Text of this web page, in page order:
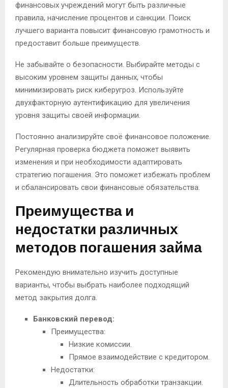
финансовых учреждений могут быть различные
правила, начисление процентов и санкции. Поиск
лучшего варианта повысит финансовую грамотность и
предоставит больше преимуществ.
Не забывайте о безопасности. Выбирайте методы с
высоким уровнем защиты данных, чтобы
минимизировать риск киберугроз. Используйте
двухфакторную аутентификацию для увеличения
уровня защиты своей информации.
Постоянно анализируйте своё финансовое положение.
Регулярная проверка бюджета поможет выявить
изменения и при необходимости адаптировать
стратегию погашения. Это поможет избежать проблем
и сбалансировать свои финансовые обязательства.
Преимущества и
недостатки различных
методов погашения займа
Рекомендую внимательно изучить доступные
варианты, чтобы выбрать наиболее подходящий
метод закрытия долга.
Банковский перевод:
Преимущества:
Низкие комиссии.
Прямое взаимодействие с кредитором.
Недостатки:
Длительность обработки транзакции.